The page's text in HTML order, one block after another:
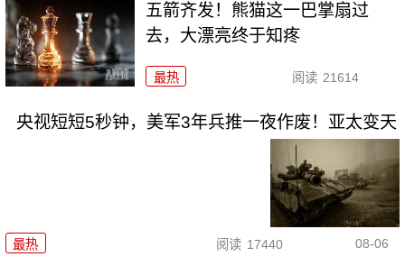
五箭齐发！熊猫这一巴掌扇过
去，大漂亮终于知疼
最热 阅读 21614
央视短短5秒钟，美军3年兵推一夜作废！亚太变天
最热 阅读 17440 08-06